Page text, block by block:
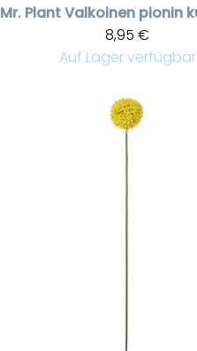
Mr. Plant
8,95 €
Auf Lager verfügbar